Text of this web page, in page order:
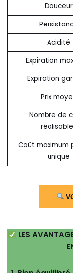
Douceur
Acidité
Expiration
Expiration
Prix
Nombre de
Coût maximum
unique
LES